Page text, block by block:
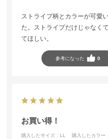
ストライプ柄とカラーが可愛
た。ストライプだけじゃなく
てほしい。
参考になった 0
お買い得！
購入したサイズ：LL 購入したカラー